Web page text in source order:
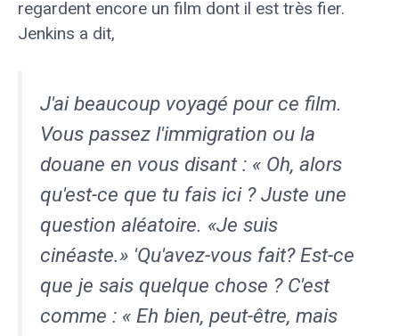
regardent encore un film dont il est très fier.
Jenkins a dit,
J'ai beaucoup voyagé pour ce film.
Vous passez l'immigration ou la
douane en vous disant : « Oh, alors
qu'est-ce que tu fais ici ? Juste une
question aléatoire. «Je suis
cinéaste.» 'Qu'avez-vous fait? Est-ce
que je sais quelque chose ? C'est
comme : « Eh bien, peut-être, mais